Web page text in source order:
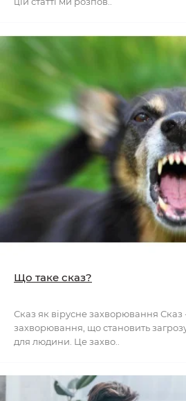
Що таке сказ?
Сказ як вірусне захворювання Сказ
захворювання, що становить
для людини. Це захво..